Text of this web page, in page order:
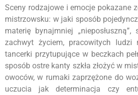
Sceny rodzajowe i emocje pokazane
mistrzowsku: w jaki sposób
materię bynajmniej
zachwyt życiem, pracowitych ludzi
tancerki przytupujące w beczkach
sposób ostre kanty szkła złożyć w
owoców, w rumaki zaprzężone do
uczucia jak determinacja czy